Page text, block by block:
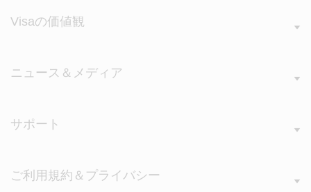
Visaの価値観
ニュース＆メディア
サポート
ご利用規約＆プライバシー